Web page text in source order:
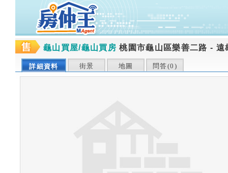
龜山買屋/龜山買房 桃園市龜山區樂善二路 - 遠
詳細資料 街景 地圖 問答(0 )